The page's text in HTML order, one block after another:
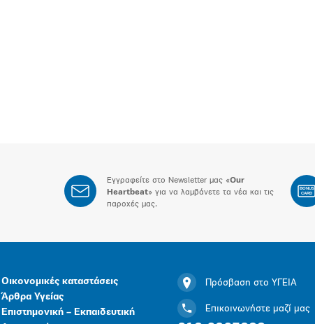
Εγγραφείτε στο Newsletter μας «Our
Heartbeat» για να λαμβάνετε τα νέα και τις
παροχές μας.
BONUS
CARD
Οικονομικές καταστάσεις
Άρθρα Υγείας
Επιστημονική – Εκπαιδευτική
Πρόσβαση στο ΥΓΕΙΑ
Επικοινωνήστε μαζί μας